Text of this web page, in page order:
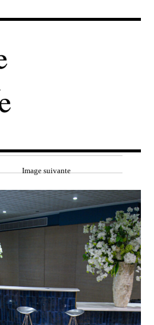
Image suivante